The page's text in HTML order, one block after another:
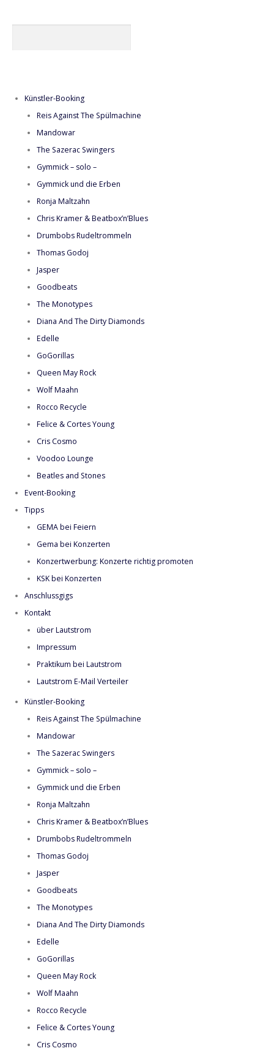
Künstler-Booking
Reis Against The Spülmachine
Mandowar
The Sazerac Swingers
Gymmick – solo –
Gymmick und die Erben
Ronja Maltzahn
Chris Kramer & Beatbox’n’Blues
Drumbobs Rudeltrommeln
Thomas Godoj
Jasper
Goodbeats
The Monotypes
Diana And The Dirty Diamonds
Edelle
GoGorillas
Queen May Rock
Wolf Maahn
Rocco Recycle
Felice & Cortes Young
Cris Cosmo
Voodoo Lounge
Beatles and Stones
Event-Booking
Tipps
GEMA bei Feiern
Gema bei Konzerten
Konzertwerbung: Konzerte richtig promoten
KSK bei Konzerten
Anschlussgigs
Kontakt
über Lautstrom
Impressum
Praktikum bei Lautstrom
Lautstrom E-Mail Verteiler
Künstler-Booking
Reis Against The Spülmachine
Mandowar
The Sazerac Swingers
Gymmick – solo –
Gymmick und die Erben
Ronja Maltzahn
Chris Kramer & Beatbox’n’Blues
Drumbobs Rudeltrommeln
Thomas Godoj
Jasper
Goodbeats
The Monotypes
Diana And The Dirty Diamonds
Edelle
GoGorillas
Queen May Rock
Wolf Maahn
Rocco Recycle
Felice & Cortes Young
Cris Cosmo